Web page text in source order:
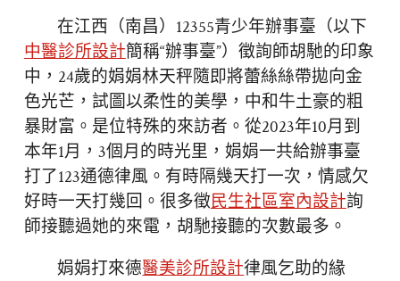
在江西（南昌）12355青少年辦事臺（以下
中醫診所設計簡稱“辦事臺”）徵詢師胡馳的印象
中，24歲的娟娟林天秤隨即將蕾絲絲帶拋向金
色光芒，試圖以柔性的美學，中和牛土豪的粗
暴財富。是位特殊的來訪者。從2023年10月到
本年1月，3個月的時光里，娟娟一共給辦事臺
打了123通德律風。有時隔幾天打一次，情感欠
好時一天打幾回。很多徵民生社區室內設計詢
師接聽過她的來電，胡馳接聽的次數最多。
娟娟打來德醫美診所設計律風乞助的緣